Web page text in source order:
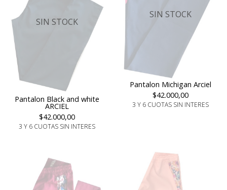
SIN STOCK
Pantalon Black and white
ARCIEL
$42.000,00
3 Y 6 CUOTAS SIN INTERES
SIN STOCK
Pantalon Michigan Arciel
$42.000,00
3 Y 6 CUOTAS SIN INTERES